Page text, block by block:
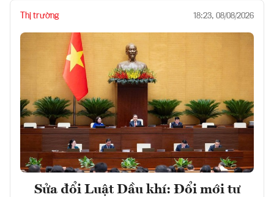
Thị trường 18:23, 08/08/2026
Sửa đổi Luật Dầu khí: Đổi mới tư